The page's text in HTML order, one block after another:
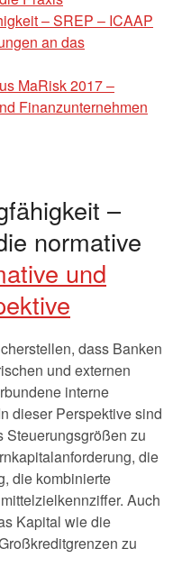
– SREP – ICAAP
an das
MaRisk 2017 –
Finanzunternehmen
–
normative
und
dass Banken
und externen
interne
dieser Perspektive sind
zu
die
die kombinierte
Auch
Kapital wie die
zu